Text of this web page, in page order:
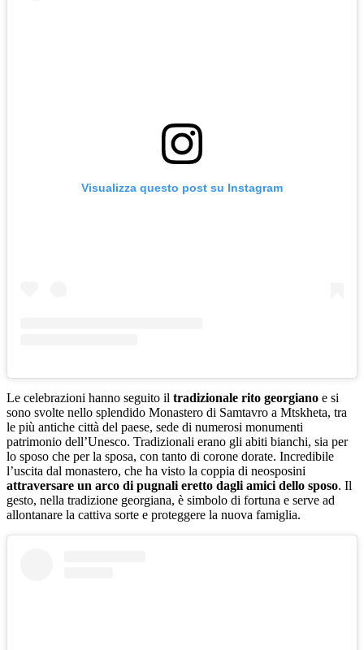
Visualizza questo post su Instagram
Le celebrazioni hanno seguito il tradizionale rito georgiano e si
sono svolte nello splendido Monastero di Samtavro a Mtskheta, tra
le più antiche città del paese, sede di numerosi monumenti
patrimonio dell’Unesco. Tradizionali erano gli abiti bianchi, sia per
lo sposo che per la sposa, con tanto di corone dorate. Incredibile
l’uscita dal monastero, che ha visto la coppia di neosposini
attraversare un arco di pugnali eretto dagli amici dello sposo. Il
gesto, nella tradizione georgiana, è simbolo di fortuna e serve ad
allontanare la cattiva sorte e proteggere la nuova famiglia.